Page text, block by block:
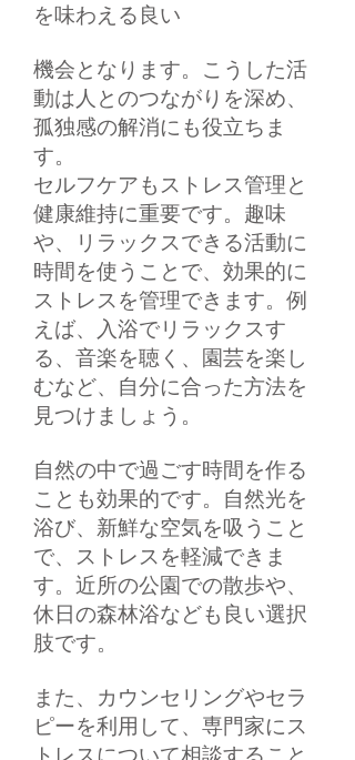
を味わえる良い
機会となります。こうした活
動は人とのつながりを深め、
孤独感の解消にも役立ちま
す。
セルフケアもストレス管理と
健康維持に重要です。趣味
や、リラックスできる活動に
時間を使うことで、効果的に
ストレスを管理できます。例
えば、入浴でリラックスす
る、音楽を聴く、園芸を楽し
むなど、自分に合った方法を
見つけましょう。
自然の中で過ごす時間を作る
ことも効果的です。自然光を
浴び、新鮮な空気を吸うこと
で、ストレスを軽減できま
す。近所の公園での散歩や、
休日の森林浴なども良い選択
肢です。
また、カウンセリングやセラ
ピーを利用して、専門家にス